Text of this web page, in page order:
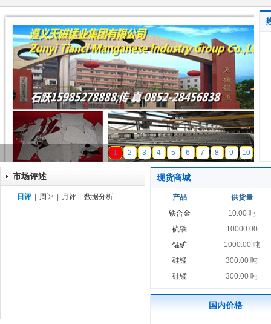
氮化金属锰氮化金属锰 Mn 90% MIN N 3-7% 10-50MM 兰炭
天磁锰业
1 2 3 4 5 6 7 8 9 10
市场评述
日评 周评 月评 数据分析
现货商城
产品
供货量
铁合金
10.00 吨
硫铁
10000.00
锰矿
1000.00 吨
硅锰
300.00 吨
硅锰
300.00 吨
国内价格